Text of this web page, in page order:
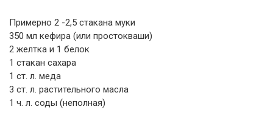
Примерно 2 -2,5 стакана муки
350 мл кефира (или простокваши)
2 желтка и 1 белок
1 стакан сахара
1 ст. л. меда
3 ст. л. растительного масла
1 ч. л. соды (неполная)